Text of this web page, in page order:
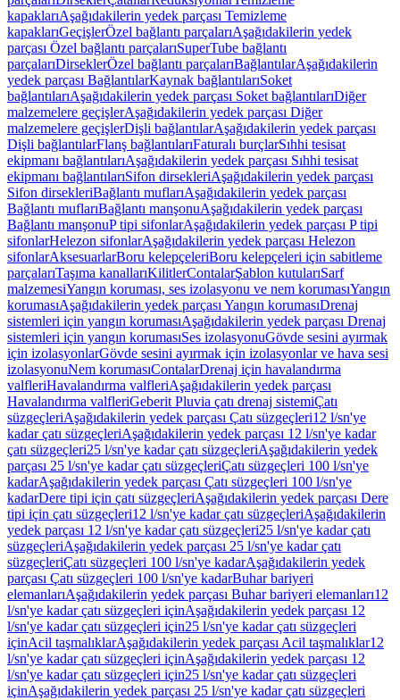
kapaklarıAşağıdakilerin yedek parçası Temizleme
kapaklarıGeçişlerÖzel bağlantı parçalarıAşağıdakilerin yedek
parçası Özel bağlantı parçalarıSuperTube bağlantı
parçalarıDirseklerÖzel bağlantı parçalarıBağlantılarAşağıdakilerin
yedek parçası BağlantılarKaynak bağlantılarıSoket
bağlantılarıAşağıdakilerin yedek parçası Soket bağlantılarıDiğer
malzemelere geçişlerAşağıdakilerin yedek parçası Diğer
malzemelere geçişlerDişli bağlantılarAşağıdakilerin yedek parçası
Dişli bağlantılarFlanş bağlantılarıFaturalı burçlarSıhhi tesisat
ekipmanı bağlantılarıAşağıdakilerin yedek parçası Sıhhi tesisat
ekipmanı bağlantılarıSifon dirsekleriAşağıdakilerin yedek parçası
Sifon dirsekleriBağlantı muflarıAşağıdakilerin yedek parçası
Bağlantı muflarıBağlantı manşonuAşağıdakilerin yedek parçası
Bağlantı manşonuP tipi sifonlarAşağıdakilerin yedek parçası P tipi
sifonlarHelezon sifonlarAşağıdakilerin yedek parçası Helezon
sifonlarAksesuarlarBoru kelepçeleriBoru kelepçeleri için sabitleme
parçalarıTaşıma kanallarıKilitlerContalarŞablon kutularıSarf
malzemesiYangın koruması, ses izolasyonu ve nem korumasıYangın
korumasıAşağıdakilerin yedek parçası Yangın korumasıDrenaj
sistemleri için yangın korumasıAşağıdakilerin yedek parçası Drenaj
sistemleri için yangın korumasıSes izolasyonuGövde sesini ayırmak
için izolasyonlarGövde sesini ayırmak için izolasyonlar ve hava sesi
izolasyonuNem korumasıContalarDrenaj için havalandırma
valfleriHavalandırma valfleriAşağıdakilerin yedek parçası
Havalandırma valfleriGeberit Pluvia çatı drenaj sistemiÇatı
süzgeçleriAşağıdakilerin yedek parçası Çatı süzgeçleri12 l/sn'ye
kadar çatı süzgeçleriAşağıdakilerin yedek parçası 12 l/sn'ye kadar
çatı süzgeçleri25 l/sn'ye kadar çatı süzgeçleriAşağıdakilerin yedek
parçası 25 l/sn'ye kadar çatı süzgeçleriÇatı süzgeçleri 100 l/sn'ye
kadarAşağıdakilerin yedek parçası Çatı süzgeçleri 100 l/sn'ye
kadarDere tipi için çatı süzgeçleriAşağıdakilerin yedek parçası Dere
tipi için çatı süzgeçleri12 l/sn'ye kadar çatı süzgeçleriAşağıdakilerin
yedek parçası 12 l/sn'ye kadar çatı süzgeçleri25 l/sn'ye kadar çatı
süzgeçleriAşağıdakilerin yedek parçası 25 l/sn'ye kadar çatı
süzgeçleriÇatı süzgeçleri 100 l/sn'ye kadarAşağıdakilerin yedek
parçası Çatı süzgeçleri 100 l/sn'ye kadarBuhar bariyeri
elemanlarıAşağıdakilerin yedek parçası Buhar bariyeri elemanları12
l/sn'ye kadar çatı süzgeçleri içinAşağıdakilerin yedek parçası 12
l/sn'ye kadar çatı süzgeçleri için25 l/sn'ye kadar çatı süzgeçleri
içinAcil taşmalıklarAşağıdakilerin yedek parçası Acil taşmalıklar12
l/sn'ye kadar çatı süzgeçleri içinAşağıdakilerin yedek parçası 12
l/sn'ye kadar çatı süzgeçleri için25 l/sn'ye kadar çatı süzgeçleri
içinAşağıdakilerin yedek parçası 25 l/sn'ye kadar çatı süzgeçleri